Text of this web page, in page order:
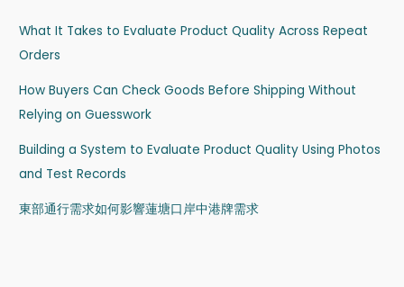
What It Takes to Evaluate Product Quality Across Repeat
Orders
How Buyers Can Check Goods Before Shipping Without
Relying on Guesswork
Building a System to Evaluate Product Quality Using Photos
and Test Records
東部通行需求如何影響蓮塘口岸中港牌需求